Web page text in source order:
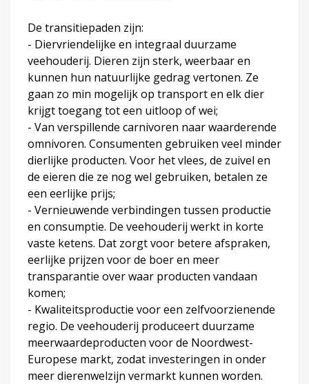
De transitiepaden zijn:
- Diervriendelijke en integraal duurzame
veehouderij. Dieren zijn sterk, weerbaar en
kunnen hun natuurlijke gedrag vertonen. Ze
gaan zo min mogelijk op transport en elk dier
krijgt toegang tot een uitloop of wei;
- Van verspillende carnivoren naar waarderende
omnivoren. Consumenten gebruiken veel minder
dierlijke producten. Voor het vlees, de zuivel en
de eieren die ze nog wel gebruiken, betalen ze
een eerlijke prijs;
- Vernieuwende verbindingen tussen productie
en consumptie. De veehouderij werkt in korte
vaste ketens. Dat zorgt voor betere afspraken,
eerlijke prijzen voor de boer en meer
transparantie over waar producten vandaan
komen;
- Kwaliteitsproductie voor een zelfvoorzienende
regio. De veehouderij produceert duurzame
meerwaardeproducten voor de Noordwest-
Europese markt, zodat investeringen in onder
meer dierenwelzijn vermarkt kunnen worden.